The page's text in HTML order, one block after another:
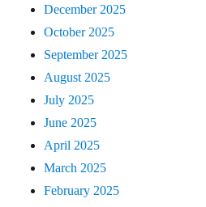
December 2025
October 2025
September 2025
August 2025
July 2025
June 2025
April 2025
March 2025
February 2025